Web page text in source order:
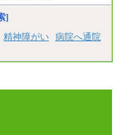
]
精神障がい 病院へ通院